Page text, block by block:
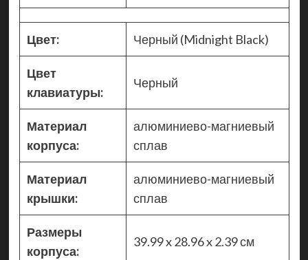
Цвет: Черный (Midnight Black)
Цвет
клавиатуры:
Черный
Материал
корпуса:
алюминиево-магниевый
сплав
Материал
крышки:
алюминиево-магниевый
сплав
Размеры
корпуса:
39.99 x 28.96 x 2.39 см